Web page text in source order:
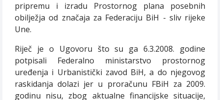
pripremu i izradu Prostornog plana posebnih
obilježja od značaja za Federaciju BiH - sliv rijeke
Une.
Riječ je o Ugovoru što su ga 6.3.2008. godine
potpisali Federalno ministarstvo prostornog
uređenja i Urbanistički zavod BiH, a do njegovog
raskidanja dolazi jer u proračunu FBiH za 2009.
godinu nisu, zbog aktualne financijske situacije,